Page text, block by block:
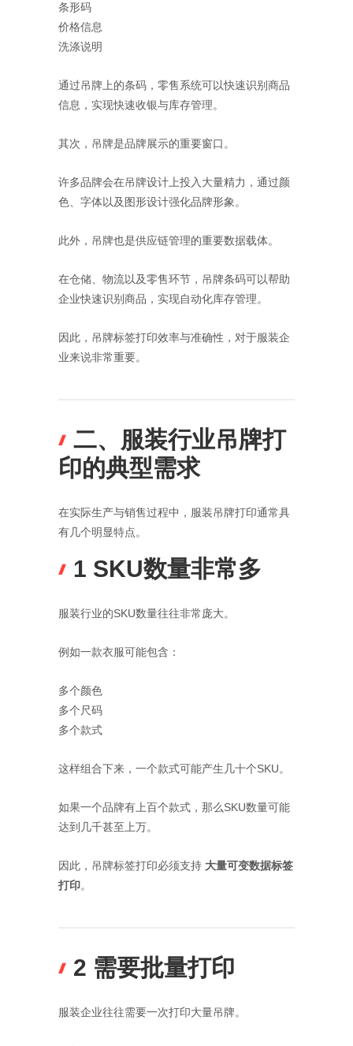
条形码
价格信息
洗涤说明
通过吊牌上的条码，零售系统可以快速识别商品
信息，实现快速收银与库存管理。
其次，吊牌是品牌展示的重要窗口。
许多品牌会在吊牌设计上投入大量精力，通过颜
色、字体以及图形设计强化品牌形象。
此外，吊牌也是供应链管理的重要数据载体。
在仓储、物流以及零售环节，吊牌条码可以帮助
企业快速识别商品，实现自动化库存管理。
因此，吊牌标签打印效率与准确性，对于服装企
业来说非常重要。
二、服装行业吊牌打
印的典型需求
在实际生产与销售过程中，服装吊牌打印通常具
有几个明显特点。
1 SKU数量非常多
服装行业的SKU数量往往非常庞大。
例如一款衣服可能包含：
多个颜色
多个尺码
多个款式
这样组合下来，一个款式可能产生几十个SKU。
如果一个品牌有上百个款式，那么SKU数量可能
达到几千甚至上万。
因此，吊牌标签打印必须支持 大量可变数据标签
打印。
2 需要批量打印
服装企业往往需要一次打印大量吊牌。